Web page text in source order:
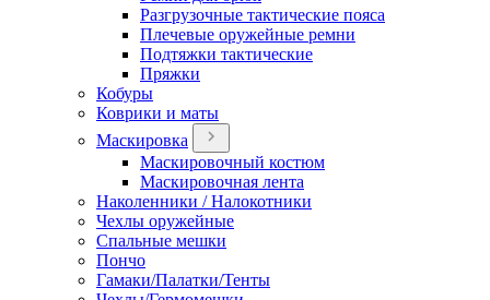
Разгрузочные тактические пояса
Плечевые оружейные ремни
Подтяжки тактические
Пряжки
Кобуры
Коврики и маты
Маскировка
Маскировочный костюм
Маскировочная лента
Наколенники / Налокотники
Чехлы оружейные
Спальные мешки
Пончо
Гамаки/Палатки/Тенты